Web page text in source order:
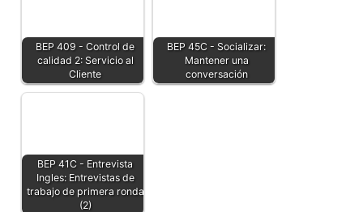
BEP 409 - Control de
calidad 2: Servicio al
Cliente
BEP 45C - Socializar:
Mantener una
conversación
BEP 41C - Entrevista
Ingles: Entrevistas de
trabajo de primera ronda
(2)